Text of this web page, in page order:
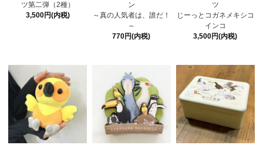
ツ第二弾（2種）
3,500円(内税)
ン
～真の人気者は、誰だ！
～
770円(内税)
ツ
じーっとコガネメキシコ
インコ
3,500円(内税)